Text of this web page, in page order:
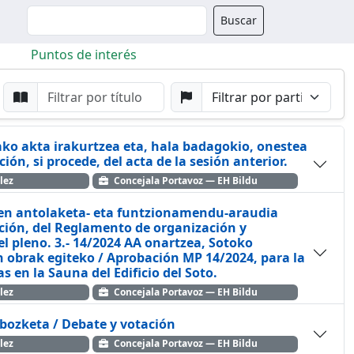
Buscador Buscar
Puntos de interés
Buscar por Punto
Buscar por Partido
akta irakurtzea eta, hala badagokio, onestea
si procede, del acta de la sesión anterior.
Concejala Portavoz — EH Bildu
antolaketa- eta funtzionamendu-araudia
del Reglamento de organización y
pleno. 3.- 14/2024 AA onartzea, Sotoko
egiteko / Aprobación MP 14/2024, para la
en la Sauna del Edificio del Soto.
Concejala Portavoz — EH Bildu
/ Debate y votación
Concejala Portavoz — EH Bildu